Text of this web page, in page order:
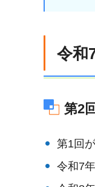
令和
第2
第1回
令和7